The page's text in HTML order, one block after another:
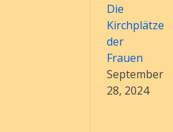
Die
Kirchplätze
der
Frauen
September
28, 2024